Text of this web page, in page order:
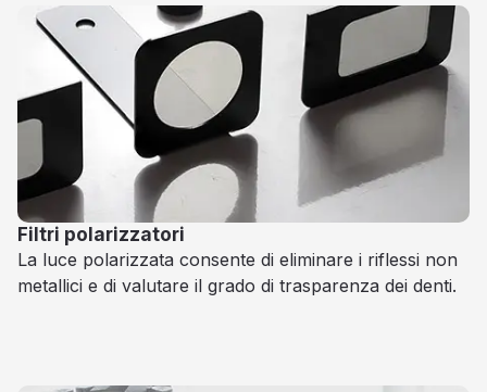
Filtri polarizzatori
La luce polarizzata consente di eliminare i riflessi non
metallici e di valutare il grado di trasparenza dei denti.